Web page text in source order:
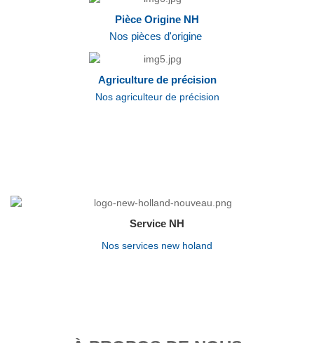
Pièce Origine NH
Nos pièces d'origine
Agriculture de précision
Nos agriculteur de précision
Service NH
Nos services new holand